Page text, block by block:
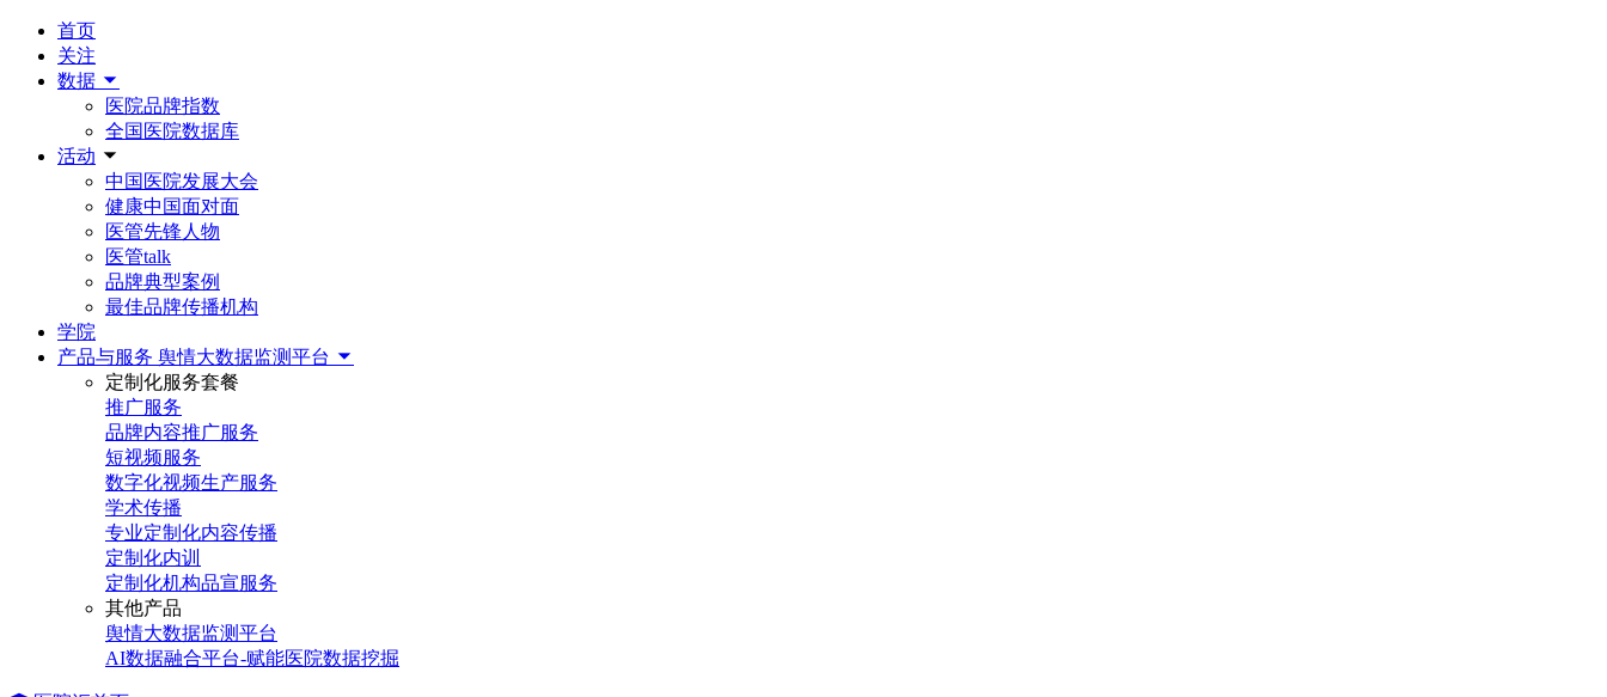
首页
关注
数据
医院品牌指数
全国医院数据库
活动
中国医院发展大会
健康中国面对面
医管先锋人物
医管talk
品牌典型案例
最佳品牌传播机构
学院
产品与服务 舆情大数据监测平台
定制化服务套餐
推广服务
品牌内容推广服务
短视频服务
数字化视频生产服务
学术传播
专业定制化内容传播
定制化内训
定制化机构品宣服务
其他产品
舆情大数据监测平台
AI数据融合平台-赋能医院数据挖掘